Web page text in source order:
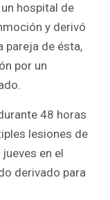
hospital de
y derivó
pareja de ésta,
por un
48 horas
lesiones de
en el
derivado para